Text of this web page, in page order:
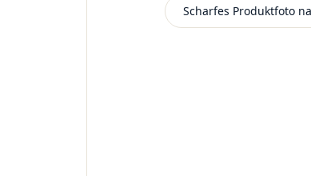
Scharfes Produktfoto